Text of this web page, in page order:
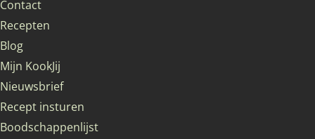
Contact
Recepten
Blog
Mijn KookJij
Nieuwsbrief
Recept insturen
Boodschappenlijst